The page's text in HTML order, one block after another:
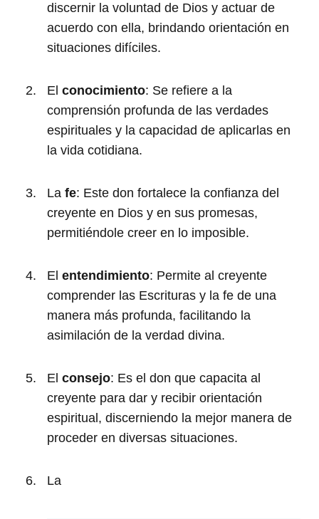
discernir la voluntad de Dios y actuar de
acuerdo con ella, brindando orientación en
situaciones difíciles.
El conocimiento: Se refiere a la
comprensión profunda de las verdades
espirituales y la capacidad de aplicarlas en
la vida cotidiana.
La fe: Este don fortalece la confianza del
creyente en Dios y en sus promesas,
permitiéndole creer en lo imposible.
El entendimiento: Permite al creyente
comprender las Escrituras y la fe de una
manera más profunda, facilitando la
asimilación de la verdad divina.
El consejo: Es el don que capacita al
creyente para dar y recibir orientación
espiritual, discerniendo la mejor manera de
proceder en diversas situaciones.
La